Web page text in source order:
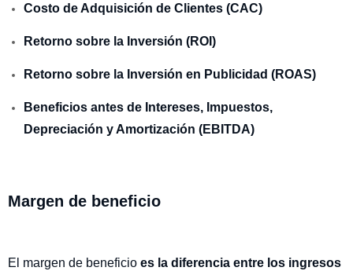
Costo de Adquisición de Clientes (CAC)
Retorno sobre la Inversión (ROI)
Retorno sobre la Inversión en Publicidad (ROAS)
Beneficios antes de Intereses, Impuestos,
Depreciación y Amortización (EBITDA)
Margen de beneficio
El margen de beneficio es la diferencia entre los ingresos